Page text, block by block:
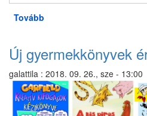
Tovább
felnőtt
Új gyermekkönyvek
galattila : 2018. 09. 26., sze - 13:00